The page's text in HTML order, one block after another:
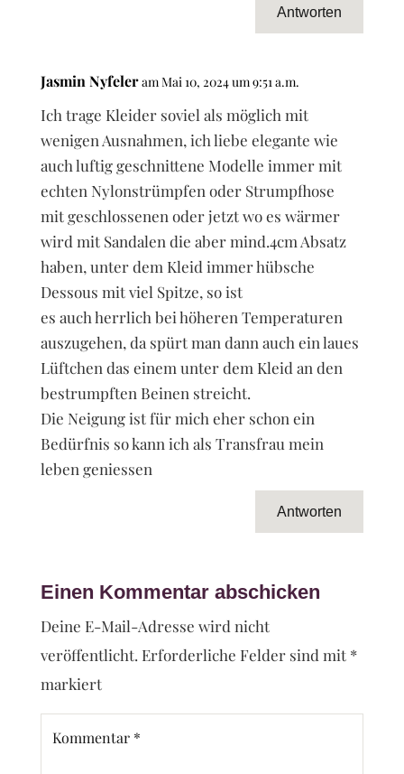
Antworten
Jasmin Nyfeler am Mai 10, 2024 um 9:51 a.m.
Ich trage Kleider soviel als möglich mit
wenigen Ausnahmen, ich liebe elegante wie
auch luftig geschnittene Modelle immer mit
echten Nylonstrümpfen oder Strumpfhose
mit geschlossenen oder jetzt wo es wärmer
wird mit Sandalen die aber mind.4cm Absatz
haben, unter dem Kleid immer hübsche
Dessous mit viel Spitze, so ist
es auch herrlich bei höheren Temperaturen
auszugehen, da spürt man dann auch ein laues
Lüftchen das einem unter dem Kleid an den
bestrumpften Beinen streicht.
Die Neigung ist für mich eher schon ein
Bedürfnis so kann ich als Transfrau mein
leben geniessen
Antworten
Einen Kommentar abschicken
Deine E-Mail-Adresse wird nicht
veröffentlicht. Erforderliche Felder sind mit *
markiert